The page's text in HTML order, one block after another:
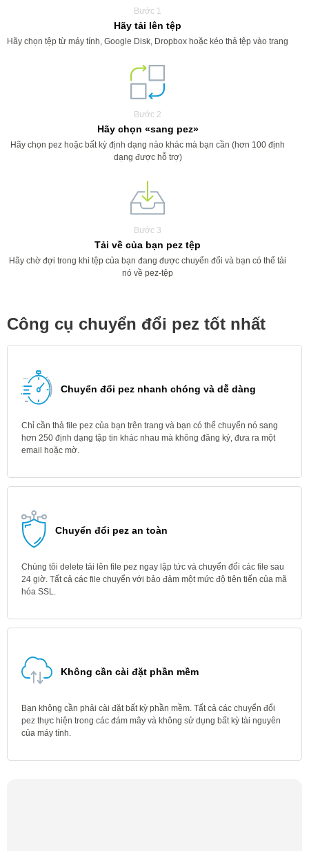
Bước 1
Hãy tải lên tệp
Hãy chọn tệp từ máy tính, Google Disk, Dropbox hoặc kéo thả tệp vào trang
Bước 2
Hãy chọn «sang pez»
Hãy chọn pez hoặc bất kỳ định dạng nào khác mà bạn cần (hơn 100 định
dạng được hỗ trợ)
Bước 3
Tải về của bạn pez tệp
Hãy chờ đợi trong khi tệp của bạn đang được chuyển đổi và bạn có thể tải
nó về pez-tệp
Công cụ chuyển đổi pez tốt nhất
Chuyển đổi pez nhanh chóng và dễ dàng
Chỉ cần thả file pez của bạn trên trang và bạn có thể chuyển nó sang
hơn 250 định dạng tập tin khác nhau mà không đăng ký, đưa ra một
email hoặc mờ.
Chuyển đổi pez an toàn
Chúng tôi delete tải lên file pez ngay lập tức và chuyển đổi các file sau
24 giờ. Tất cả các file chuyển với bảo đảm một mức độ tiên tiến của mã
hóa SSL.
Không cần cài đặt phần mềm
Bạn không cần phải cài đặt bất kỳ phần mềm. Tất cả các chuyển đổi
pez thực hiện trong các đám mây và không sử dụng bất kỳ tài nguyên
của máy tính.